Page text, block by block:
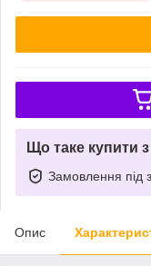
Що таке купити
Замовлення під
Опис